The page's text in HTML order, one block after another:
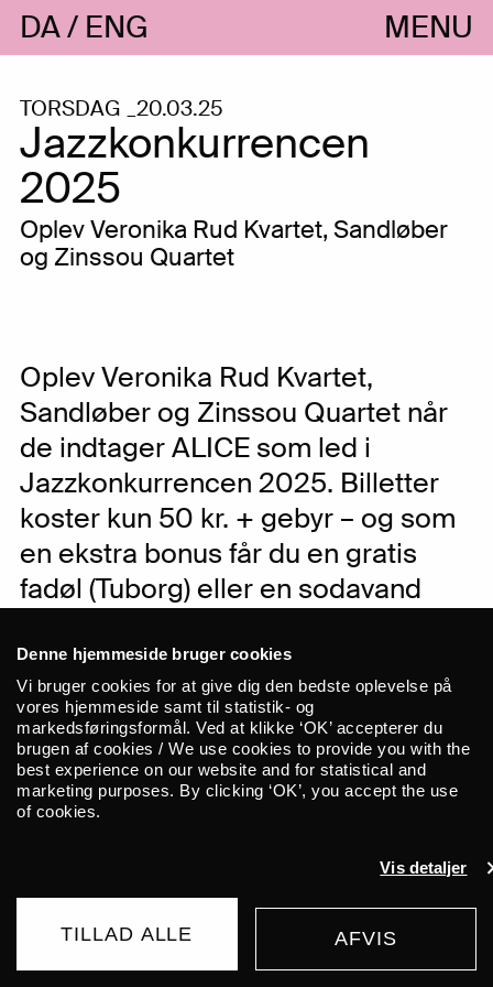
Denne hjemmeside bruger cookies
Vi bruger cookies for at give dig den bedste oplevelse på
vores hjemmeside samt til statistik- og
markedsføringsformål. Ved at klikke ‘OK’ accepterer du
brugen af cookies / We use cookies to provide you with the
best experience on our website and for statistical and
marketing purposes. By clicking ‘OK’, you accept the use
of cookies.
Vis detaljer
TILLAD ALLE AFVIS
DA ENG MENU
TORSDAG _20.03.25
Jazzkonkurrencen
2025
Oplev Veronika Rud Kvartet, Sandløber
og Zinssou Quartet
Oplev Veronika Rud Kvartet,
Sandløber og Zinssou Quartet når
de indtager ALICE som led i
Jazzkonkurrencen 2025. Billetter
koster kun 50 kr. + gebyr – og som
en ekstra bonus får du en gratis
fadøl (Tuborg) eller en sodavand
Til trods for navnet handler
Jazzkonkurrencen ikke om at
konkurrere, men om udvikling og om at
præsentere sin musik rundt om i landet.
Hver aften er derfor en oplagt mulighed
Danmark. Her giver de tre orkestre hver
sit eksempel på jazzens dybde,
intensitet og nyskabende energi. Det